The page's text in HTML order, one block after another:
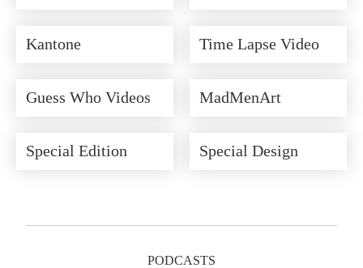
Kantone Time Lapse Video
Guess Who Videos MadMenArt
Special Edition Special Design
PODCASTS